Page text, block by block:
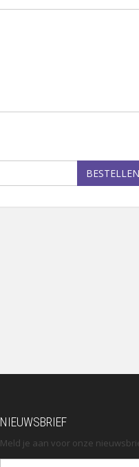
BESTELLEN
NIEUWSBRIEF
Meld je aan voor onze